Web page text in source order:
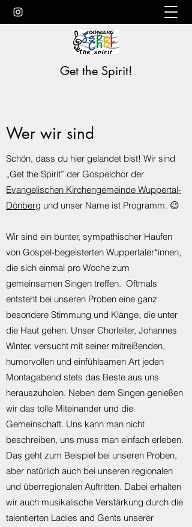
Get the Spirit!
Wer wir sind
Schön, dass du hier gelandet bist! Wir sind
„Get the Spirit” der Gospelchor der
Evangelischen Kirchengemeinde Wuppertal-
Dönberg und unser Name ist Programm. 😉
Wir sind ein bunter, sympathischer Haufen
von Gospel-begeisterten Wuppertaler*innen,
die sich einmal pro Woche zum
gemeinsamen Singen treffen. Oftmals
entsteht bei unseren Proben eine ganz
besondere Stimmung und Klänge, die unter
die Haut gehen. Unser Chorleiter, Johannes
Winter, versucht mit seiner mitreißenden,
humorvollen und einfühlsamen Art jeden
Montagabend stets das Beste aus uns
herauszuholen. Neben dem Singen genießen
wir das tolle Miteinander und die
Gemeinschaft. Uns kann man nicht
beschreiben, uns muss man einfach erleben.
Das geht zum Beispiel bei unseren Proben,
aber natürlich auch bei unseren regionalen
und überregionalen Auftritten. Dabei erhalten
wir auch musikalische Verstärkung durch die
talentierten Ladies and Gents unserer